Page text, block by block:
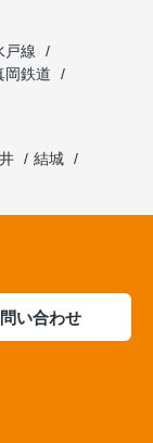
戸線
岡鉄道
結城
い合わせ